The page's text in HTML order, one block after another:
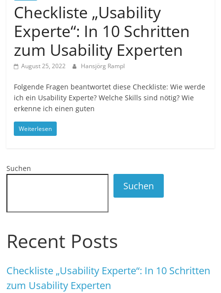
Website
Performance
Checkliste „Usability
Experte“: In 10 Schritten
zum Usability Experten
August 25, 2022 Hansjörg Rampl
Folgende Fragen beantwortet diese Checkliste: Wie werde
ich ein Usability Experte? Welche Skills sind nötig? Wie
erkenne ich einen guten
Weiterlesen
Suchen
Suchen
Recent Posts
Checkliste „Usability Experte“: In 10 Schritten
zum Usability Experten